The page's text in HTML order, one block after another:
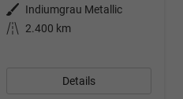
Außenfarbe
Indiumgrau Metallic
Kilometerstand
2.400 km
Details